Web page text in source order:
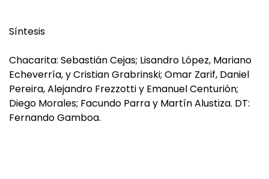
Síntesis
Chacarita: Sebastián Cejas; Lisandro López, Mariano
Echeverría, y Cristian Grabrinski; Omar Zarif, Daniel
Pereira, Alejandro Frezzotti y Emanuel Centurión;
Diego Morales; Facundo Parra y Martín Alustiza. DT:
Fernando Gamboa.